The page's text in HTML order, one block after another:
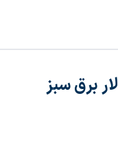
برق سبز